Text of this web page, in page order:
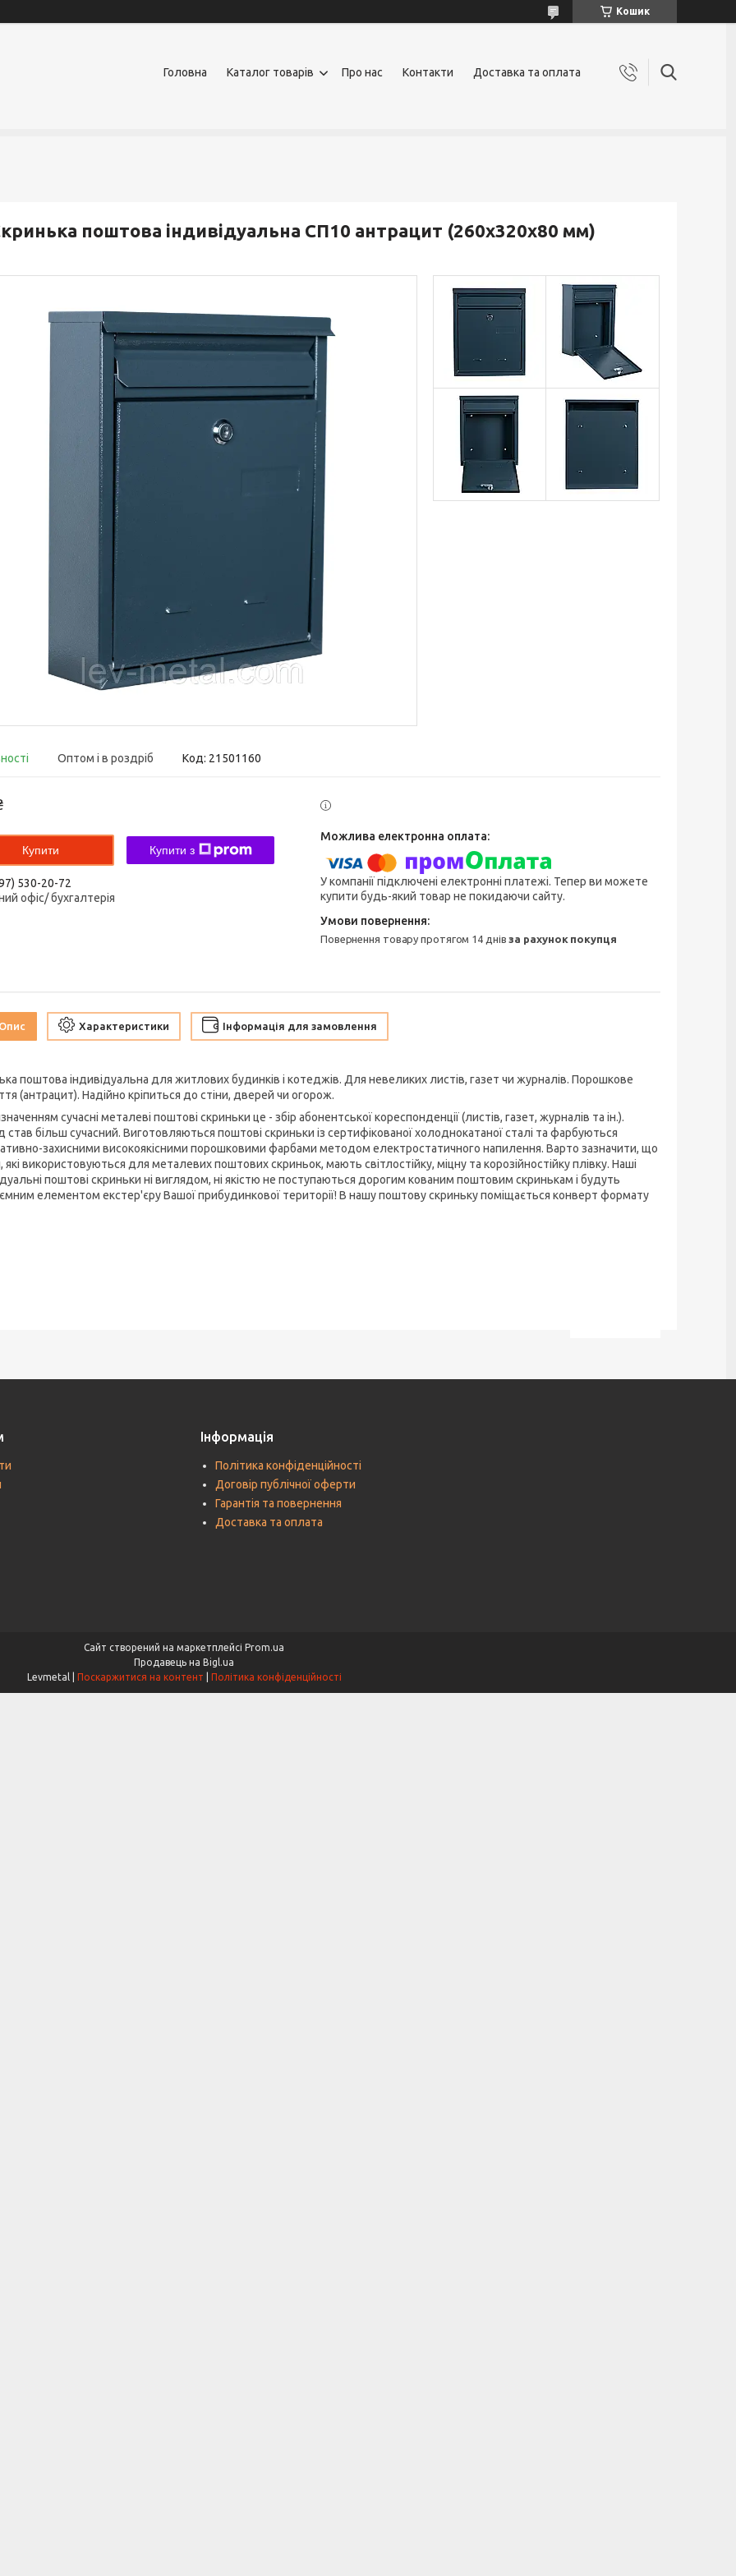
Кошик
Головна Каталог товарів Про нас Контакти Доставка та оплата
поштова індивідуальна СП10 антрацит (260х320х80 мм)
Оптом і в роздріб Код: 21501160
Купити Купити з
530-20-72
офіс/ бухгалтерія
У компанії підключені електронні платежі. Тепер ви можете
купити будь-який товар не покидаючи сайту.
повернення товару протягом 14 днівза рахунок покупця
Опис Характеристики Інформація для замовлення
поштова індивідуальна для житлових будинків і котеджів. Для невеликих листів, газет чи журналів. Порошкове
(антрацит). Надійно кріпиться до стіни, дверей чи огорож.
сучасні металеві поштові скриньки це - збір абонентської кореспонденції (листів, газет, журналів та ін.).
став більш сучасний. Виготовляються поштові скриньки із сертифікованої холоднокатаної сталі та фарбуються
захисними високоякісними порошковими фарбами методом електростатичного напилення. Варто зазначити, що
які використовуються для металевих поштових скриньок, мають світлостійку, міцну та корозійностійку плівку. Наші
поштові скриньки ні виглядом, ні якістю не поступаються дорогим кованим поштовим скринькам і будуть
елементом екстер'єру Вашої прибудинкової території! В нашу поштову скриньку поміщається конверт формату
Інформація
Політика конфіденційності
Договір публічної оферти
Гарантія та повернення
Доставка та оплата
Сайт створений на маркетплейсі Prom.ua
Продавець на Bigl.ua
Поскаржитися на контент Політика конфіденційності